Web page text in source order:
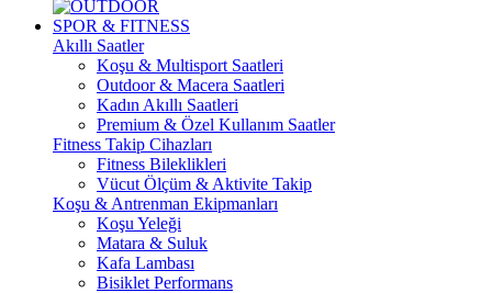
SPOR & FITNESS
Akıllı Saatler
Koşu & Multisport Saatleri
Outdoor & Macera Saatleri
Kadın Akıllı Saatleri
Premium & Özel Kullanım Saatler
Fitness Takip Cihazları
Fitness Bileklikleri
Vücut Ölçüm & Aktivite Takip
Koşu & Antrenman Ekipmanları
Koşu Yeleği
Matara & Suluk
Kafa Lambası
Bisiklet Performans